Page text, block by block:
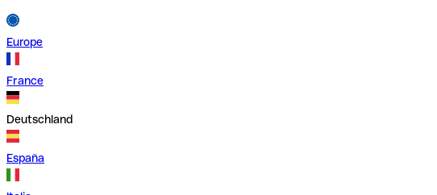
Europe
France
Deutschland
España